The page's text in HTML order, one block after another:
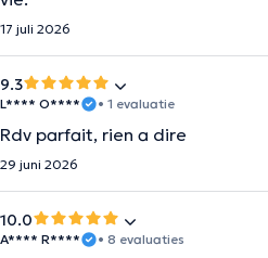
17 juli 2026
9.3
L**** O**** • 1 evaluatie
Rdv parfait, rien a dire
29 juni 2026
10.0
A**** R**** • 8 evaluaties